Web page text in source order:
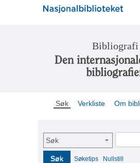
Bibliografi
Den
Søk Verkliste Om
Søk
Søk Søketips Nullstill